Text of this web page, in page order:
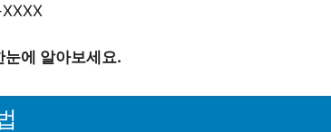
에 알아보세요.